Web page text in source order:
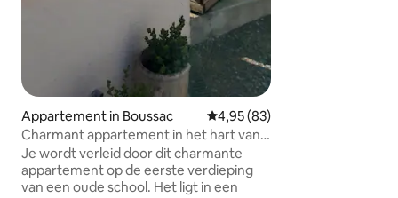
Appartement in Boussac Gemiddelde beoordeling van
4,95 (83)
Charmant appartement in het hart van
Boussac
Je wordt verleid door dit charmante
appartement op de eerste verdieping
van een oude school. Het ligt in een